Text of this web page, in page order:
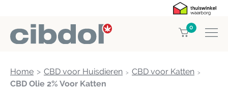
0
Home CBD voor Huisdieren
CBD voor Katten
CBD Olie 2% Voor Katten